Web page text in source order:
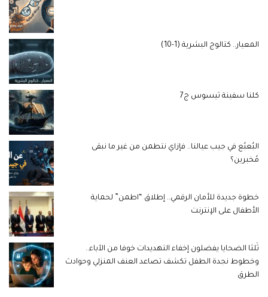
المعيار.. كتالوج البشرية (1-10)
كلنا سفينة ثيسوس ج7
البُعبُع في جيب عيالنا.. فإزاي نتطمن من غير ما نبقى
مُخبرين؟
خطوة جديدة للأمان الرقمي.. إطلاق “اطمن” لحماية
الأطفال على الإنترنت
ثُلثا الضحايا يفضلون إخفاء التهديدات خوفا من الآباء..
وخطوط نجدة الطفل تكشف تصاعد العنف المنزلي وحوادث
الطرق